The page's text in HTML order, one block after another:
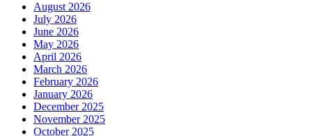
August 2026
July 2026
June 2026
May 2026
April 2026
March 2026
February 2026
January 2026
December 2025
November 2025
October 2025